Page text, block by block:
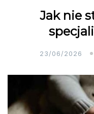
Jak nie
23/06/2026